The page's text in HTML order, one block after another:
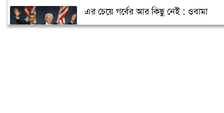
এর চেয়ে গর্বের আর কিছু নেই : ওবামা